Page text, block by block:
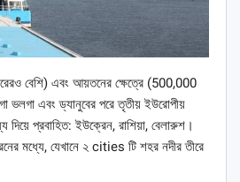
বেশি) এবং আয়তনের ক্ষেত্রে (500,000
ভলগা এবং ড্যানুবের পরে তৃতীয় ইউরোপীয়
দিয়ে প্রবাহিত: ইউক্রেন, রাশিয়া, বেলারুশ।
মধ্যে, যেখানে ২ cities টি শহর নদীর তীরে